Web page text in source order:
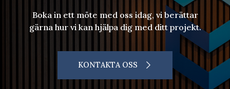
Boka in ett möte med oss idag, vi berättar
gärna hur vi kan hjälpa dig med ditt projekt.
KONTAKTA OSS